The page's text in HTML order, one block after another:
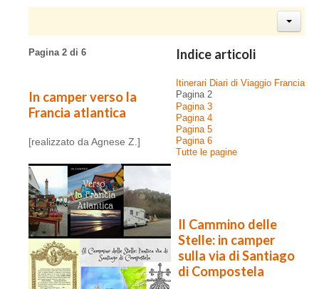
Indice articoli
Itinerari Diari di Viaggio Francia
Pagina 2
Pagina 3
Pagina 4
Pagina 5
Pagina 6
Tutte le pagine
Pagina 2 di 6
In camper verso la
Francia atlantica
[realizzato da Agnese Z.]
Il Cammino delle
Stelle: in camper
sulla via di Santiago
di Compostela